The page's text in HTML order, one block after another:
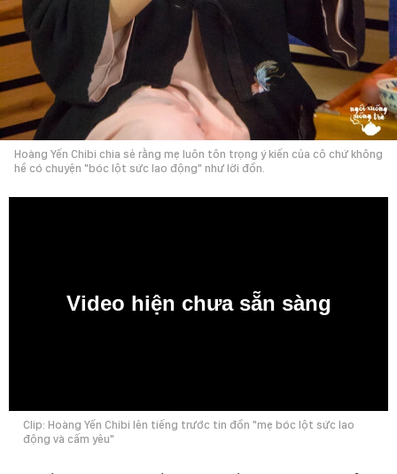
Hoàng Yến Chibi chia sẻ rằng mẹ luôn tôn trọng ý kiến của cô chứ không
hề có chuyện "bóc lột sức lao động" như lời đồn.
Video hiện chưa sẵn sàng
Clip: Hoàng Yến Chibi lên tiếng trước tin đồn "mẹ bóc lột sức lao
động và cấm yêu"